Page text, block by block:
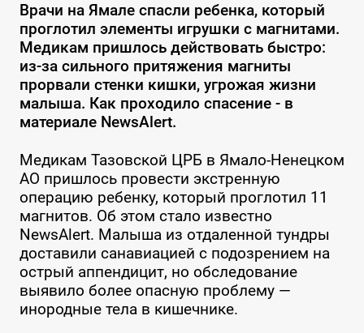
Врачи на Ямале спасли ребенка, который
проглотил элементы игрушки с магнитами.
Медикам пришлось действовать быстро:
из-за сильного притяжения магниты
прорвали стенки кишки, угрожая жизни
малыша. Как проходило спасение - в
материале NewsAlert.
Медикам Тазовской ЦРБ в Ямало-Ненецком
АО пришлось провести экстренную
операцию ребенку, который проглотил 11
магнитов. Об этом стало известно
NewsAlert. Малыша из отдаленной тундры
доставили санавиацией с подозрением на
острый аппендицит, но обследование
выявило более опасную проблему —
инородные тела в кишечнике.